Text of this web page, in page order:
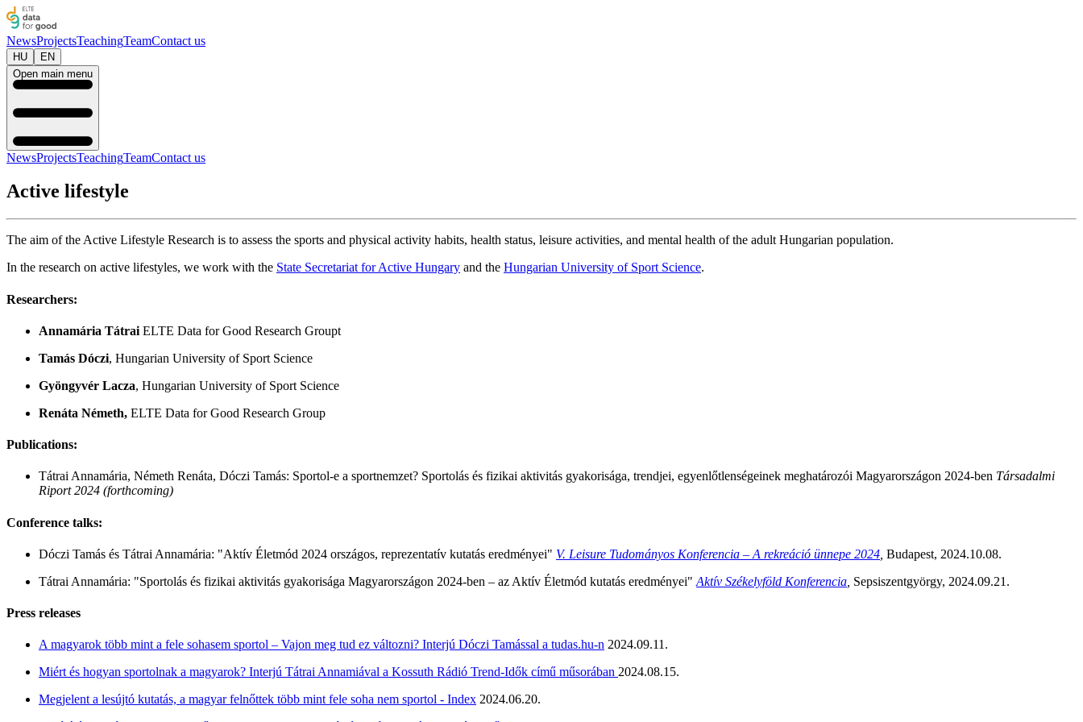
NewsProjectsTeachingTeamContact us
HU
EN
Open main menu
NewsProjectsTeachingTeamContact us
Active lifestyle
The aim of the Active Lifestyle Research is to assess the sports and physical activity habits, health status, leisure activities, and mental health of the adult Hungarian population.
In the research on active lifestyles, we work with the State Secretariat for Active Hungary and the Hungarian University of Sport Science.
Researchers:
Annamária Tátrai ELTE Data for Good Research Groupt
Tamás Dóczi, Hungarian University of Sport Science
Gyöngyvér Lacza, Hungarian University of Sport Science
Renáta Németh, ELTE Data for Good Research Group
Publications:
Tátrai Annamária, Németh Renáta, Dóczi Tamás: Sportol-e a sportnemzet? Sportolás és fizikai aktivitás gyakorisága, trendjei, egyenlőtlenségeinek meghatározói Magyarországon 2024-ben Társadalmi
Riport 2024 (forthcoming)
Conference talks:
Dóczi Tamás és Tátrai Annamária: "Aktív Életmód 2024 országos, reprezentatív kutatás eredményei" V. Leisure Tudományos Konferencia – A rekreáció ünnepe 2024 Budapest, 2024.10.08.
Tátrai Annamária: "Sportolás és fizikai aktivitás gyakorisága Magyarországon 2024-ben – az Aktív Életmód kutatás eredményei" Aktív Székelyföld Konferencia Sepsiszentgyörgy, 2024.09.21.
Press releases
A magyarok több mint a fele sohasem sportol – Vajon meg tud ez változni? Interjú Dóczi Tamással a tudas.hu-n 2024.09.11.
Miért és hogyan sportolnak a magyarok? Interjú Tátrai Annamiával a Kossuth Rádió Trend-Idők című műsorában 2024.08.15.
Megjelent a lesújtó kutatás, a magyar felnőttek több mint fele soha nem sportol - Index 2024.06.20.